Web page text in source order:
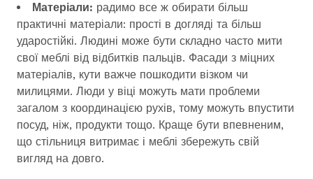
Матеріали: радимо все ж обирати більш
практичні матеріали: прості в догляді та більш
ударостійкі. Людині може бути складно часто мити
свої меблі від відбитків пальців. Фасади з міцних
матеріалів, кути важче пошкодити візком чи
милицями. Люди у віці можуть мати проблеми
загалом з координацією рухів, тому можуть впустити
посуд, ніж, продукти тощо. Краще бути впевненим,
що стільниця витримає і меблі збережуть свій
вигляд на довго.